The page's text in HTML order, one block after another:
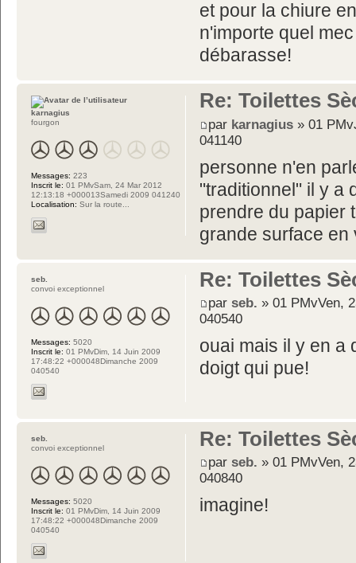
et pour la chiure
n'importe quel
débarasse!
Re: Toilettes
par karnagius » 01
041140
personne n'en
"traditionnel" il y a
prendre du papier
grande surface
karnagius
fourgon
Messages: 223
Inscrit le: 01 PMvSam, 24 Mar 2012
12:13:18 +000013Samedi 2009 041240
Localisation: Sur la route...
Re: Toilettes
parseb. » 01 PMvVen,
040540
ouai mais il y en a
doigt qui pue!
seb.
convoi exceptionnel
Messages: 5020
Inscrit le: 01 PMvDim, 14 Juin 2009
17:48:22 +000048Dimanche 2009
040540
Re: Toilettes
parseb. » 01 PMvVen,
040840
imagine!
seb.
convoi exceptionnel
Messages: 5020
Inscrit le: 01 PMvDim, 14 Juin 2009
17:48:22 +000048Dimanche 2009
040540